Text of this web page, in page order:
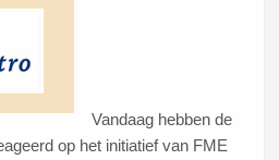
Vandaag hebben de
op het initiatief van FME